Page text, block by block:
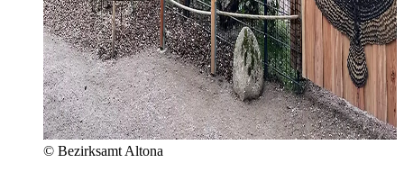
© Bezirksamt Altona